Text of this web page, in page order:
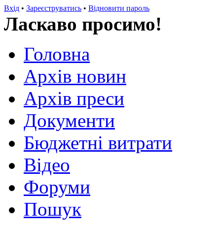
Вхід • Зареєструватись • Відновити пароль
Ласкаво просимо!
Головна
Архів новин
Архів преси
Документи
Бюджетні витрати
Відео
Форуми
Пошук